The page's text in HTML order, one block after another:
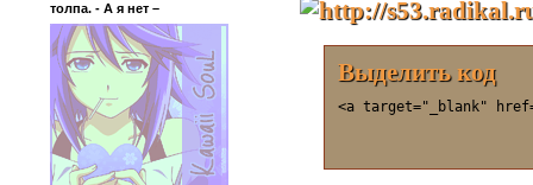
толпа. - А я нет –
Выделить код
<a target="_blank"